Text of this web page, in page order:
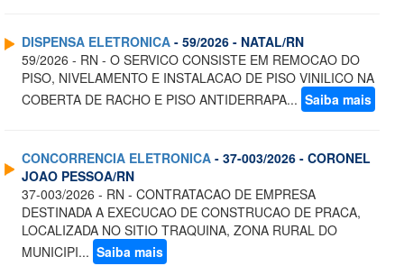
DISPENSA ELETRONICA - 59/2026 - NATAL/RN
59/2026 - RN - O SERVICO CONSISTE EM REMOCAO DO
PISO, NIVELAMENTO E INSTALACAO DE PISO VINILICO NA
COBERTA DE RACHO E PISO ANTIDERRAPA... Saiba mais
CONCORRENCIA ELETRONICA - 37-003/2026 - CORONEL
JOAO PESSOA/RN
37-003/2026 - RN - CONTRATACAO DE EMPRESA
DESTINADA A EXECUCAO DE CONSTRUCAO DE PRACA,
LOCALIZADA NO SITIO TRAQUINA, ZONA RURAL DO
MUNICIPI... Saiba mais